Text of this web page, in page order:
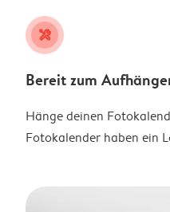
tools
Bereit zum
Hänge deinen
Fotokalender haben ein